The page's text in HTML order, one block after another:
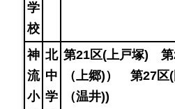
学
校
神
流
小
北
中
学
第21区(上戸塚)
（上郷)） 第27
（温井))